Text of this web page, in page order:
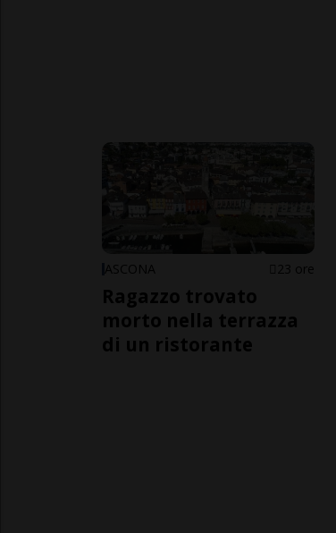
ASCONA 23 ore
Ragazzo trovato
morto nella terrazza
di un ristorante